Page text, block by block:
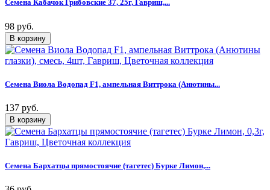
Семена Кабачок Грибовские 37, 25г, Гавриш,...
98 руб.
Семена Виола Водопад F1, ампельная Виттрока (Анютины...
137 руб.
Семена Бархатцы прямостоячие (тагетес) Бурке Лимон,...